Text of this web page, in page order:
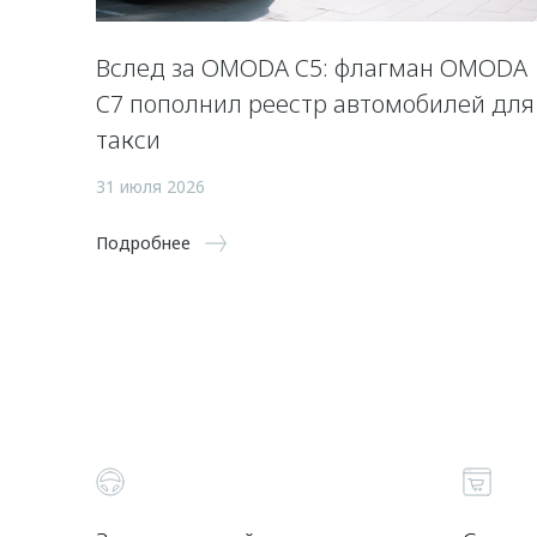
Вслед за OMODA C5: флагман OMODA
C7 пополнил реестр автомобилей для
такси
31 июля 2026
Подробнее